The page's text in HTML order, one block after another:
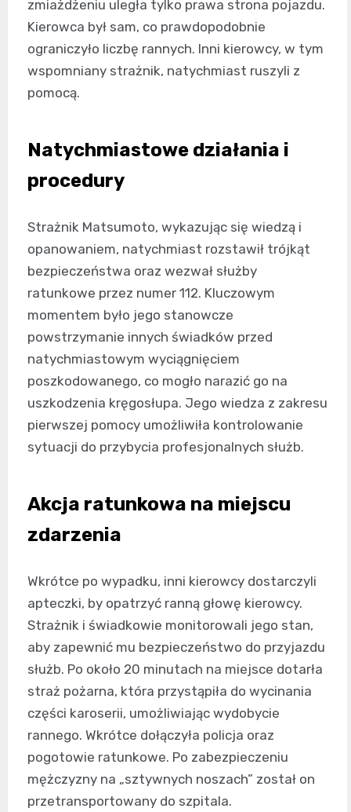
zmiażdżeniu uległa tylko prawa strona pojazdu.
Kierowca był sam, co prawdopodobnie
ograniczyło liczbę rannych. Inni kierowcy, w tym
wspomniany strażnik, natychmiast ruszyli z
pomocą.
Natychmiastowe działania i
procedury
Strażnik Matsumoto, wykazując się wiedzą i
opanowaniem, natychmiast rozstawił trójkąt
bezpieczeństwa oraz wezwał służby
ratunkowe przez numer 112. Kluczowym
momentem było jego stanowcze
powstrzymanie innych świadków przed
natychmiastowym wyciągnięciem
poszkodowanego, co mogło narazić go na
uszkodzenia kręgosłupa. Jego wiedza z zakresu
pierwszej pomocy umożliwiła kontrolowanie
sytuacji do przybycia profesjonalnych służb.
Akcja ratunkowa na miejscu
zdarzenia
Wkrótce po wypadku, inni kierowcy dostarczyli
apteczki, by opatrzyć ranną głowę kierowcy.
Strażnik i świadkowie monitorowali jego stan,
aby zapewnić mu bezpieczeństwo do przyjazdu
służb. Po około 20 minutach na miejsce dotarła
straż pożarna, która przystąpiła do wycinania
części karoserii, umożliwiając wydobycie
rannego. Wkrótce dołączyła policja oraz
pogotowie ratunkowe. Po zabezpieczeniu
mężczyzny na „sztywnych noszach” został on
przetransportowany do szpitala.